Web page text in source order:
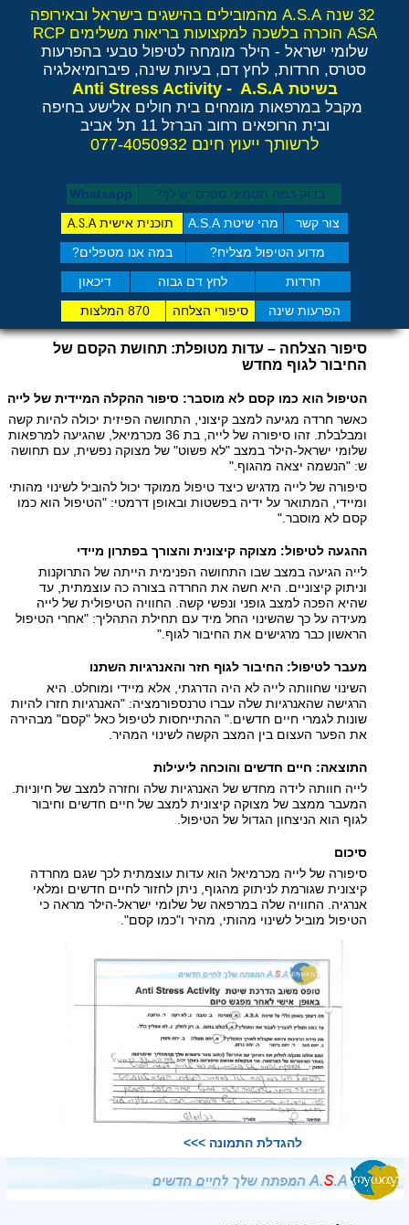
צור קשר מהי שיטת A.S.A תוכנית אישיתA.S.A
חרדות לחץ דם גבוה דיכאון
מדוע הטיפול מצליח? במה אנו מטפלים?
הפרעות שינה סיפורי הצלחה 870 המלצות
בדוק כמה תסמיני סט​רס יש לך? Whatsapp
32 שנה A.S.A מהמובילים בהישגים בישראל ובאירופה
ASA הוכרה בלשכה למקצועות בריאות משלימים RCP
שלומי ישראל - הילר מומחה לטיפול טבעי בהפרעות
סטרס, חרדות, לחץ דם, בעיות שינה, פיברומיאלגיה
בשיטת Anti Stress Activity - A.S.A
מקבל במרפאות מומחים בית חולים אלישע בחיפה
ובית הרופאים רחוב הברזל 11 תל אביב
לרשותך ייעוץ חינם 077-4050932
סיפור הצלחה – עדות מטופלת: תחושת הקסם של
החיבור לגוף מחדש
הטיפול הוא כמו קסם לא מוסבר: סיפור ההקלה המיידית של לייה
כאשר חרדה מגיעה למצב קיצוני, התחושה הפיזית יכולה להיות קשה
ומבלבלת. זהו סיפורה של לייה, בת 36 מכרמיאל, שהגיעה למרפאות
שלומי ישראל-הילר במצב "לא פשוט" של מצוקה נפשית, עם תחושה
ש: "הנשמה יצאה מהגוף."
סיפורה של לייה מדגיש כיצד טיפול ממוקד יכול להוביל לשינוי מהותי
ומיידי, המתואר על ידיה בפשטות ובאופן דרמטי: "הטיפול הוא כמו
קסם לא מוסבר."
ההגעה לטיפול: מצוקה קיצונית והצורך בפתרון מיידי
לייה הגיעה במצב שבו התחושה הפנימית הייתה של התרוקנות
וניתוק קיצוניים. היא חשה את החרדה בצורה כה עוצמתית, עד
שהיא הפכה למצב גופני ונפשי קשה. החוויה הטיפולית של לייה
מעידה על כך שהשינוי החל מיד עם תחילת התהליך: "אחרי הטיפול
הראשון כבר מרגישים את החיבור לגוף."
מעבר לטיפול: החיבור לגוף חזר והאנרגיות השתנו
השינוי שחוותה לייה לא היה הדרגתי, אלא מיידי ומוחלט. היא
הרגישה שהאנרגיות שלה עברו טרנספורמציה: "האנרגיות חזרו להיות
שונות לגמרי חיים חדשים." ההתייחסות לטיפול כאל "קסם" מבהירה
את הפער העצום בין המצב הקשה לשינוי המהיר.
התוצאה: חיים חדשים והוכחה ליעילות
לייה חוותה לידה מחדש של האנרגיות שלה וחזרה למצב של חיוניות.
המעבר ממצב של מצוקה קיצונית למצב של חיים חדשים וחיבור
לגוף הוא הניצחון הגדול של הטיפול.
סיכום
סיפורה של לייה מכרמיאל הוא עדות עוצמתית לכך שגם מחרדה
קיצונית שגורמת לניתוק מהגוף, ניתן לחזור לחיים חדשים ומלאי
אנרגיה. החוויה שלה במרפאה של שלומי ישראל-הילר מראה כי
הטיפול מוביל לשינוי מהותי, מהיר ו"כמו קסם".
להגדלת התמונה >>>